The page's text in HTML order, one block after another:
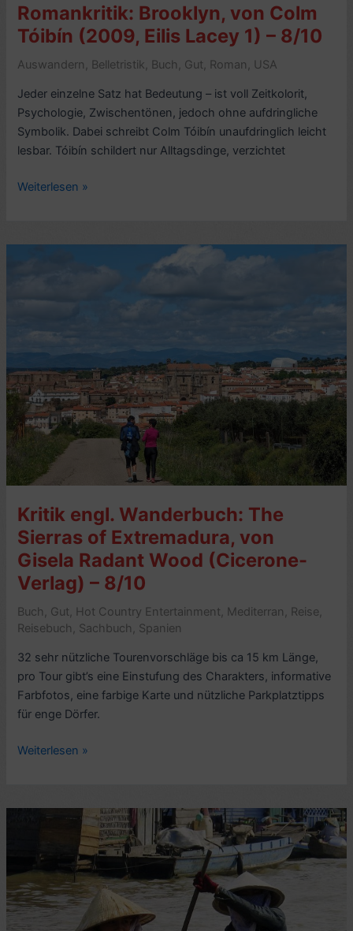
engl.
Trump
Revealed)
–
Romankritik: Brooklyn, von Colm
Tóibín (2009, Eilis Lacey 1) – 8/10
Auswandern Belletristik Buch Gut Roman USA
Jeder einzelne Satz hat Bedeutung – ist voll Zeitkolorit,
Psychologie, Zwischentönen, jedoch ohne aufdringliche
Symbolik. Dabei schreibt Colm Tóibín unaufdringlich leicht
lesbar. Tóibín schildert nur Alltagsdinge, verzichtet
Romankritik:
Colm
8/10
Weiterlesen »
Kritik engl. Wanderbuch: The
Sierras of Extremadura, von
Gisela Radant Wood (Cicerone-
Verlag) – 8/10
Buch , Gut, Hot Country Entertainment, Mediterran , Reise,
Reisebuch , Sachbuch , Spanien
32 sehr nützliche Tourenvorschläge bis ca 15 km Länge,
pro Tour gibt’s eine Einstufung des Charakters, informative
Farbfotos, eine farbige Karte und nützliche Parkplatztipps
für enge Dörfer.
Kritik
The
Extremadura,
von
Gisela
Radant
Weiterlesen »